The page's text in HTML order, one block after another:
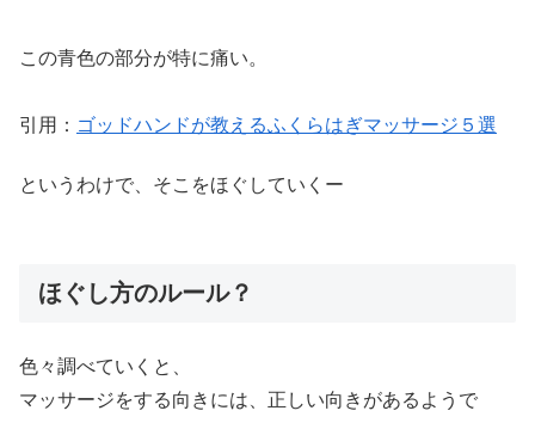
この青色の部分が特に痛い。
引用： ゴッドハンドが教えるふくらはぎマッサージ５選
というわけで、そこをほぐしていくー
ほぐし方のルール？
色々調べていくと、
マッサージをする向きには、正しい向きがあるようで